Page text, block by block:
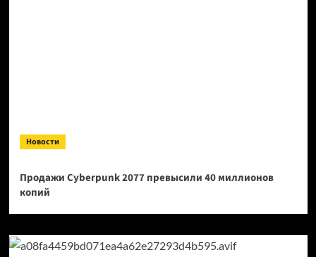
Новости
Продажи Cyberpunk 2077 превысили 40 миллионов
копий